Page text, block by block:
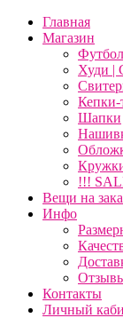
Главная
Магазин
Худи |
Кепки-
Шапки
!!!
Вещи на
Инфо
Контакты
Личный